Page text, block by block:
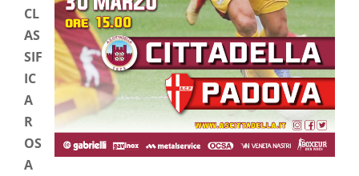
CL
AS
SIF
IC
A
R
OS
A